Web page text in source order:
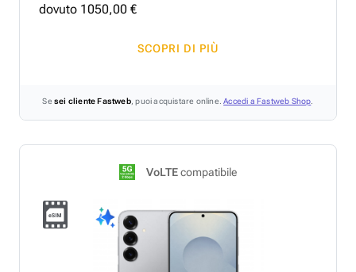
dovuto 1050,00 €
SCOPRI DI PIÙ
Sesei cliente Fastweb, puoi acquistare online.Accedi a Fastweb Shop
VoLTEcompatibile